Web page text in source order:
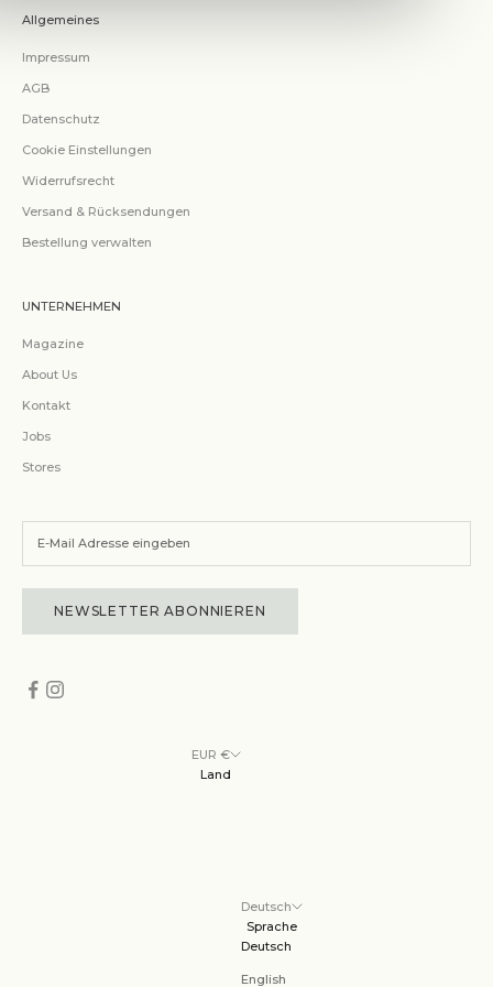
Allgemeines
Impressum
AGB
Datenschutz
Cookie Einstellungen
Widerrufsrecht
Versand & Rücksendungen
Bestellung verwalten
UNTERNEHMEN
Magazine
About Us
Kontakt
Jobs
Stores
NEWSLETTER ABONNIEREN
EUR €
Land
Deutsch
Sprache
Deutsch
English